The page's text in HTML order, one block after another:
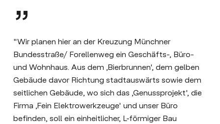
”
"Wir planen hier an der Kreuzung Münchner
Bundesstraße/ Forellenweg ein Geschäfts-, Büro-
und Wohnhaus. Aus dem ,Bierbrunnen', dem gelben
Gebäude davor Richtung stadtauswärts sowie dem
seitlichen Gebäude, wo sich das ,Genussprojekt', die
Firma ,Fein Elektrowerkzeuge' und unser Büro
befinden, soll ein einheitlicher, L-förmiger Bau